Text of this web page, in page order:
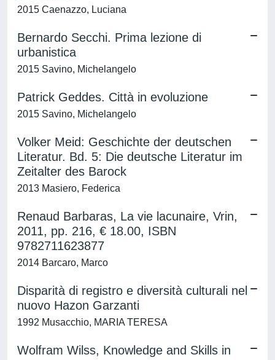
2015 Caenazzo, Luciana
Bernardo Secchi. Prima lezione di
urbanistica
2015 Savino, Michelangelo
Patrick Geddes. Città in evoluzione
2015 Savino, Michelangelo
Volker Meid: Geschichte der deutschen
Literatur. Bd. 5: Die deutsche Literatur im
Zeitalter des Barock
2013 Masiero, Federica
Renaud Barbaras, La vie lacunaire, Vrin,
2011, pp. 216, € 18.00, ISBN
9782711623877
2014 Barcaro, Marco
Disparità di registro e diversità culturali nel
nuovo Hazon Garzanti
1992 Musacchio, MARIA TERESA
Wolfram Wilss, Knowledge and Skills in